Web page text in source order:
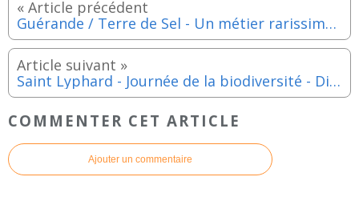
Guérande / Terre de Sel - Un métier rarissime : salicornier - Samedi 28 mai 2022
Saint Lyphard - Journée de la biodiversité - Dimanche 22 mai 2022
COMMENTER CET ARTICLE
Ajouter un commentaire